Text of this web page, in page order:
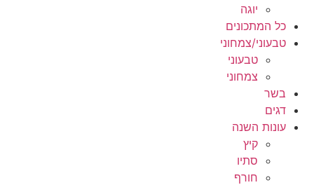
יוגה
כל המתכונים
טבעוני/צמחוני
טבעוני
צמחוני
בשר
דגים
עונות השנה
קיץ
סתיו
חורף